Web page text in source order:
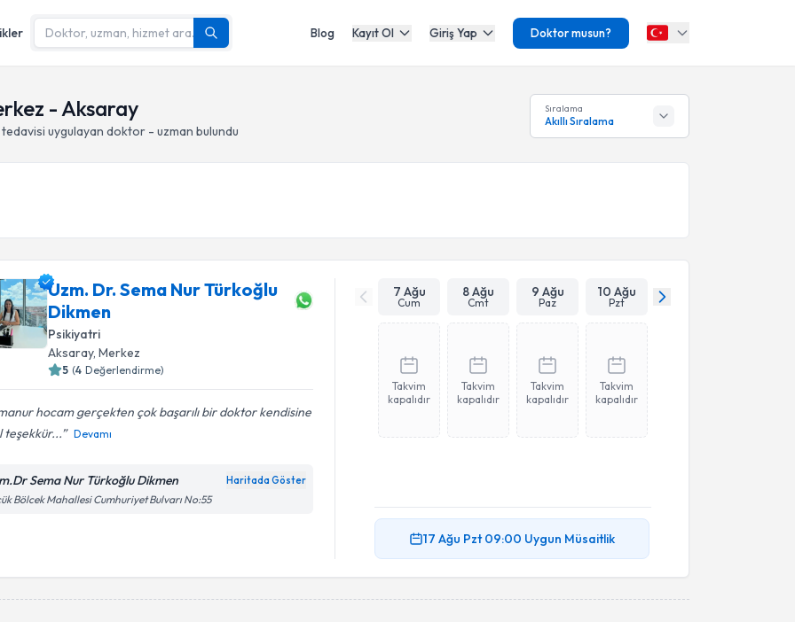
Blog Kayıt Ol Giriş Yap Doktor musun?
- Aksaray
tedavisi uygulayan doktor - uzman bulundu
Sıralama
Akıllı Sıralama
Uzm. Dr. Sema Nur Türkoğlu
Dikmen
Psikiyatri
Aksaray, Merkez
5 (4 Değerlendirme)
hocam gerçekten çok başarılı bir doktor kendisine
teşekkür...
Devamı
Sema Nur Türkoğlu Dikmen Haritada Göster
Bölcek Mahallesi Cumhuriyet Bulvarı No:55
7 Ağu
Cum
8 Ağu
Cmt
9 Ağu
Paz
10 Ağu
Pzt
Takvim
kapalıdır
Takvim
kapalıdır
Takvim
kapalıdır
Takvim
kapalıdır
17 Ağu Pzt 09:00 Uygun Müsaitlik